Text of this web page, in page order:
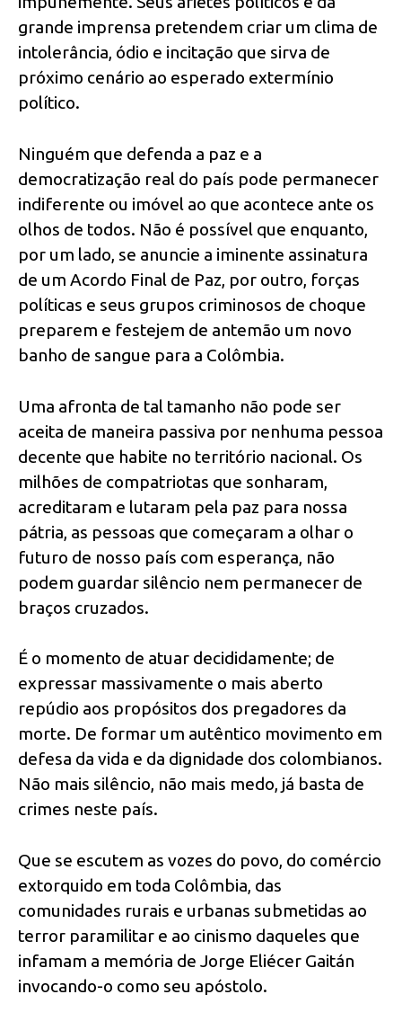
grande imprensa pretendem criar um clima de
intolerância, ódio e incitação que sirva de
próximo cenário ao esperado extermínio
político.
Ninguém que defenda a paz e a
democratização real do país pode permanecer
indiferente ou imóvel ao que acontece ante os
olhos de todos. Não é possível que enquanto,
por um lado, se anuncie a iminente assinatura
de um Acordo Final de Paz, por outro, forças
políticas e seus grupos criminosos de choque
preparem e festejem de antemão um novo
banho de sangue para a Colômbia.
Uma afronta de tal tamanho não pode ser
aceita de maneira passiva por nenhuma pessoa
decente que habite no território nacional. Os
milhões de compatriotas que sonharam,
acreditaram e lutaram pela paz para nossa
pátria, as pessoas que começaram a olhar o
futuro de nosso país com esperança, não
podem guardar silêncio nem permanecer de
braços cruzados.
É o momento de atuar decididamente; de
expressar massivamente o mais aberto
repúdio aos propósitos dos pregadores da
morte. De formar um autêntico movimento em
defesa da vida e da dignidade dos colombianos.
Não mais silêncio, não mais medo, já basta de
crimes neste país.
Que se escutem as vozes do povo, do comércio
extorquido em toda Colômbia, das
comunidades rurais e urbanas submetidas ao
terror paramilitar e ao cinismo daqueles que
infamam a memória de Jorge Eliécer Gaitán
invocando-o como seu apóstolo.